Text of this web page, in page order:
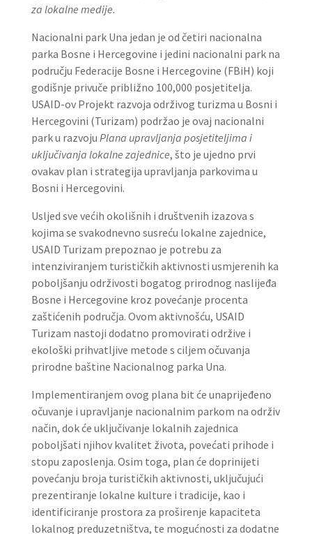
za lokalne medije.
Nacionalni park Una jedan je od četiri nacionalna
parka Bosne i Hercegovine i jedini nacionalni park na
području Federacije Bosne i Hercegovine (FBiH) koji
godišnje privuče približno 100,000 posjetitelja.
USAID-ov Projekt razvoja održivog turizma u Bosni i
Hercegovini (Turizam) podržao je ovaj nacionalni
park u razvoju Plana upravljanja posjetiteljima i
uključivanja lokalne zajednice, što je ujedno prvi
ovakav plan i strategija upravljanja parkovima u
Bosni i Hercegovini.
Usljed sve većih okolišnih i društvenih izazova s
kojima se svakodnevno susreću lokalne zajednice,
USAID Turizam prepoznao je potrebu za
intenziviranjem turističkih aktivnosti usmjerenih ka
poboljšanju održivosti bogatog prirodnog naslijeđa
Bosne i Hercegovine kroz povećanje procenta
zaštićenih područja. Ovom aktivnošću, USAID
Turizam nastoji dodatno promovirati održive i
ekološki prihvatljive metode s ciljem očuvanja
prirodne baštine Nacionalnog parka Una.
Implementiranjem ovog plana bit će unaprijeđeno
očuvanje i upravljanje nacionalnim parkom na održiv
način, dok će uključivanje lokalnih zajednica
poboljšati njihov kvalitet života, povećati prihode i
stopu zaposlenja. Osim toga, plan će doprinijeti
povećanju broja turističkih aktivnosti, uključujući
prezentiranje lokalne kulture i tradicije, kao i
identificiranje prostora za proširenje kapaciteta
lokalnog preduzetništva, te mogućnosti za dodatne